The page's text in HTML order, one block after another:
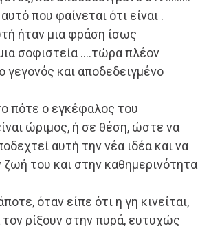
που φαίνεται ότι είναι .
ήταν μια φράση ίσως
σοφιστεία ….τώρα πλέον
γεγονός και αποδεδειγμένο
πότε ο εγκέφαλος του
ώριμος, ή σε θέση, ώστε να
αυτή την νέα ιδέα και να
ζωή του και στην καθημερινότητα
όταν είπε ότι η γη κινείται,
τον ρίξουν στην πυρά, ευτυχώς